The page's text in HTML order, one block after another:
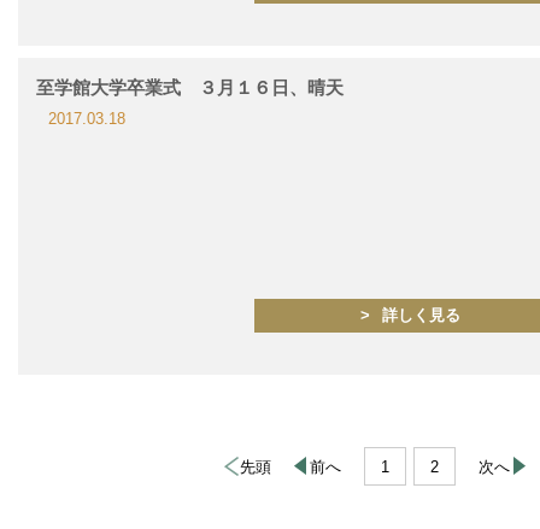
至学館大学卒業式 ３月１６日、晴天
2017.03.18
詳しく見る
先頭 前へ 1 2 次へ